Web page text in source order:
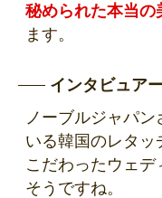
秘められた本当の
ます。
インタビュア
ノーブルジャパ
いる韓国のレタッ
こだわったウェ
そうですね。